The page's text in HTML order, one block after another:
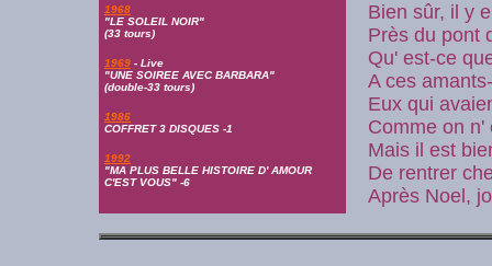
1968
"LE SOLEIL NOIR"
(33 tours)
1969 - Live
"UNE SOIREE AVEC BARBARA"
(double-33 tours)
1986
COFFRET 3 DISQUES -1
1992
"MA PLUS BELLE HISTOIRE D' AMOUR
C'EST VOUS" -6
Bien sûr, il y
Près du pont
Qu' est-ce
A ces
Eux qui
Comme on
Mais il est
De rentrer
Après Noel,